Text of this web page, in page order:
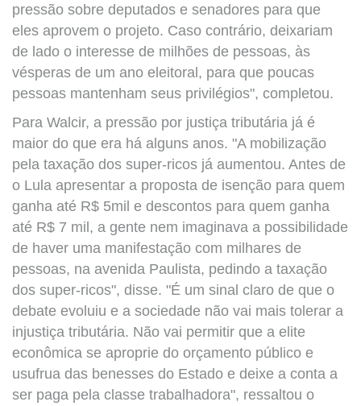
pressão sobre deputados e senadores para que
eles aprovem o projeto. Caso contrário, deixariam
de lado o interesse de milhões de pessoas, às
vésperas de um ano eleitoral, para que poucas
pessoas mantenham seus privilégios", completou.
Para Walcir, a pressão por justiça tributária já é
maior do que era há alguns anos. "A mobilização
pela taxação dos super-ricos já aumentou. Antes de
o Lula apresentar a proposta de isenção para quem
ganha até R$ 5mil e descontos para quem ganha
até R$ 7 mil, a gente nem imaginava a possibilidade
de haver uma manifestação com milhares de
pessoas, na avenida Paulista, pedindo a taxação
dos super-ricos", disse. "É um sinal claro de que o
debate evoluiu e a sociedade não vai mais tolerar a
injustiça tributária. Não vai permitir que a elite
econômica se aproprie do orçamento público e
usufrua das benesses do Estado e deixe a conta a
ser paga pela classe trabalhadora", ressaltou o